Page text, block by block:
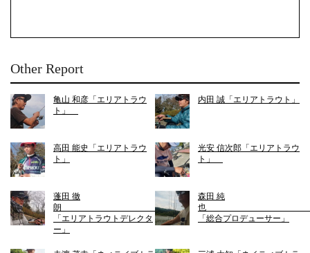
Other Report
亀山 和彦「エリアトラウ
ト」
内田 誠「エリアトラウト」
高田 能史「エリアトラウ
ト」
光安 信次郎「エリアトラウ
ト」
蓬田 徹
朗
「エリアトラウトデレクタ
ー」
森田 純
「総合プロデューサー」